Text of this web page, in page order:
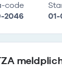
code
2046
01-